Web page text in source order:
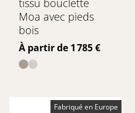
Moa avec pieds
bois
Prix
À partir de 1 785 €
Fabriqué en Europe